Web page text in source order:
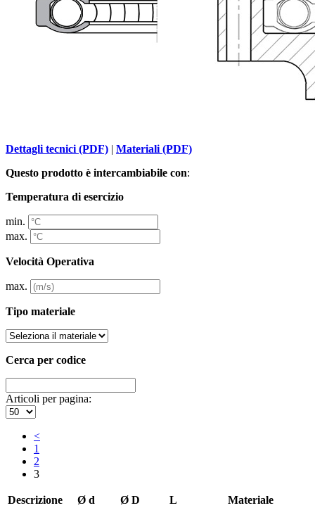
Dettagli tecnici (PDF) | Materiali (PDF)
Questo prodotto è intercambiabile con:
Temperatura di esercizio
min.
max.
Velocità Operativa
max.
Tipo materiale
Cerca per codice
Articoli per pagina:
<
1
2
3
Descrizione Ø d Ø D L
Materiale